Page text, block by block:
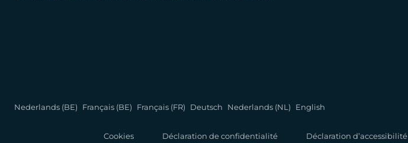
Nederlands (BE) Français (BE) Français (FR) Deutsch Nederlands (NL) English
Cookies Déclaration de confidentialité Déclaration d’accessibilité